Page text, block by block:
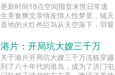
呢！...
她我...
更新时间18点空间囤货末世日常逃
生美食爽文亲情友情人性梦里，铺天
盖地的火红色巨鸟从天空落下，羽翼
界。僵硬可怖的走尸从建筑废墟里涌
出黄色飞沙弥漫了整片天空...
港片：开局坑大嫂三千万
关于港片开局坑大嫂三千万沈栋穿越
到了八十年代的港岛，成为了洪门屯